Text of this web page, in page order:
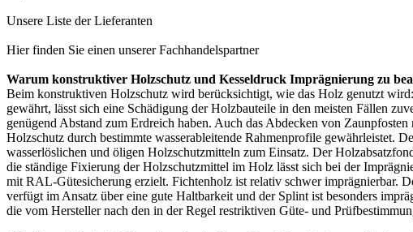
Unsere Liste derLieferanten
Hier finden Sie einen unsererFachhandelspartner
Warum konstruktiver Holzschutz und Kesseldruck Imprägnierung zu
Beim konstruktiven Holzschutz wird berücksichtigt, wie das Holz genutzt
gewährt, lässt sich eine Schädigung der Holzbauteile in den meisten Fällen
genügend Abstand zum Erdreich haben. Auch das Abdecken von
Holzschutz durch bestimmte wasserableitende Rahmenprofile gewährleistet.
wasserlöslichen und öligen Holzschutzmitteln zum Einsatz. Der
die ständige Fixierung der Holzschutzmittel im Holz lässt sich bei der
mit RAL-Gütesicherung erzielt. Fichtenholz ist relativ schwer imprägnierbar.
verfügt im Ansatz über eine gute Haltbarkeit und der Splint ist besonders
die vom Hersteller nach den in der Regel restriktiven Güte- und